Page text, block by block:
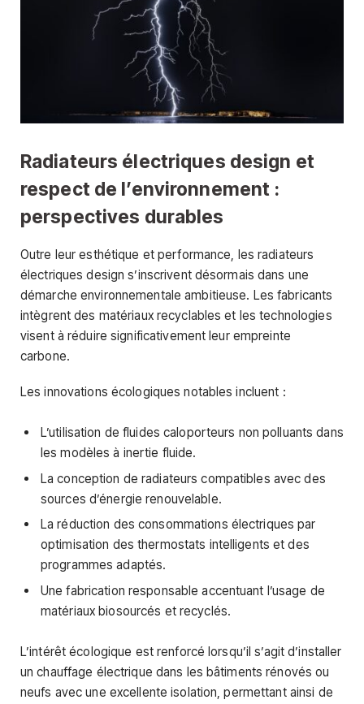
Radiateurs électriques design et
respect de l’environnement :
perspectives durables
Outre leur esthétique et performance, les radiateurs
électriques design s’inscrivent désormais dans une
démarche environnementale ambitieuse. Les fabricants
intègrent des matériaux recyclables et les technologies
visent à réduire significativement leur empreinte
carbone.
Les innovations écologiques notables incluent :
L’utilisation de fluides caloporteurs non polluants dans
les modèles à inertie fluide.
La conception de radiateurs compatibles avec des
sources d’énergie renouvelable.
La réduction des consommations électriques par
optimisation des thermostats intelligents et des
programmes adaptés.
Une fabrication responsable accentuant l’usage de
matériaux biosourcés et recyclés.
L’intérêt écologique est renforcé lorsqu’il s’agit d’installer
un chauffage électrique dans les bâtiments rénovés ou
neufs avec une excellente isolation, permettant ainsi de